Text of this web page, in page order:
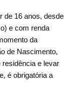
de 16 anos, desde
e com renda
da
de Nascimento,
e levar
é obrigatória a